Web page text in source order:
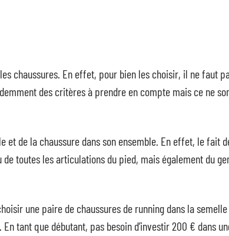
chaussures. En effet, pour bien les choisir, il ne faut
des critères à prendre en compte mais ce ne
et de la chaussure dans son ensemble. En effet, le fait
toutes les articulations du pied, mais également du
une paire de chaussures de running dans la semelle
tant que débutant, pas besoin d’investir 200 € dans